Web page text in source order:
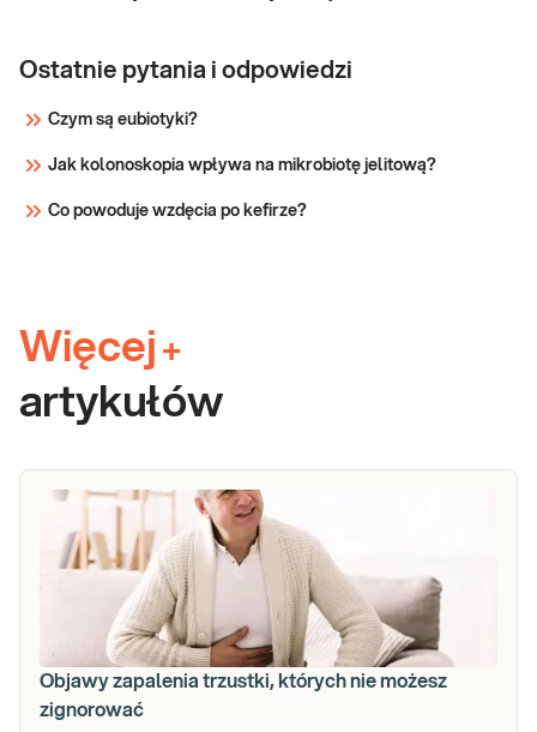
Ostatnie pytania i odpowiedzi
Czym są eubiotyki?
Jak kolonoskopia wpływa na mikrobiotę jelitową?
Co powoduje wzdęcia po kefirze?
Więcej +
artykułów
Objawy zapalenia trzustki, których nie możesz
zignorować